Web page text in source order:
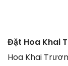
Đặt Hoa Khai
Hoa Khai